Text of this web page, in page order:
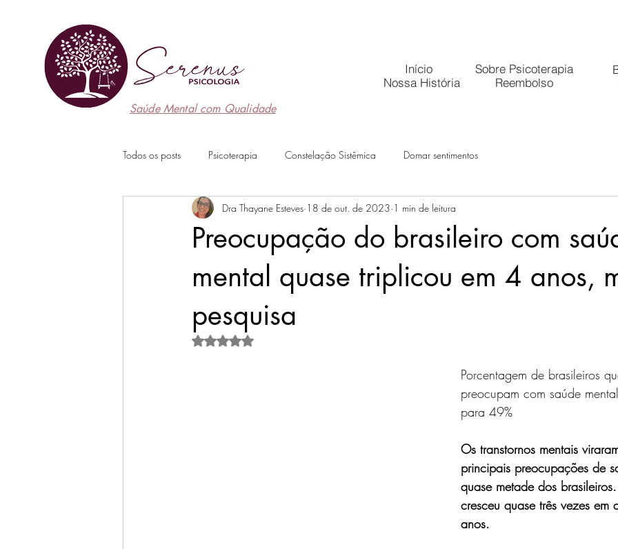
Saúde Mental com Qualidade
Início
Sobre Psicoterapia
Reembolso
Nossa História
Todos os posts Psicoterapia Constelação Sistêmica Domar sentimentos
Preocupação do brasileiro com
mental quase triplicou em 4 anos,
pesquisa
Dra Thayane Esteves 18 de out. de 2023 1 min de leitura
Avaliado com NaN de 5 estrelas.
Porcentagem de brasileiros
preocupam com saúde
para 49%
Os transtornos mentais
principais preocupações de
quase metade dos
cresceu quase três vezes em
anos.